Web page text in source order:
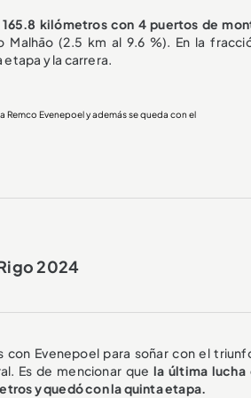
kilómetros con 4 puertos de
(2.5 km al 9.6 %). En la
y la carrera.
Remco Evenepoel y además se queda con el
2024
Evenepoel para soñar con el
Es de mencionar que la última lucha
y quedó con la quinta etapa.